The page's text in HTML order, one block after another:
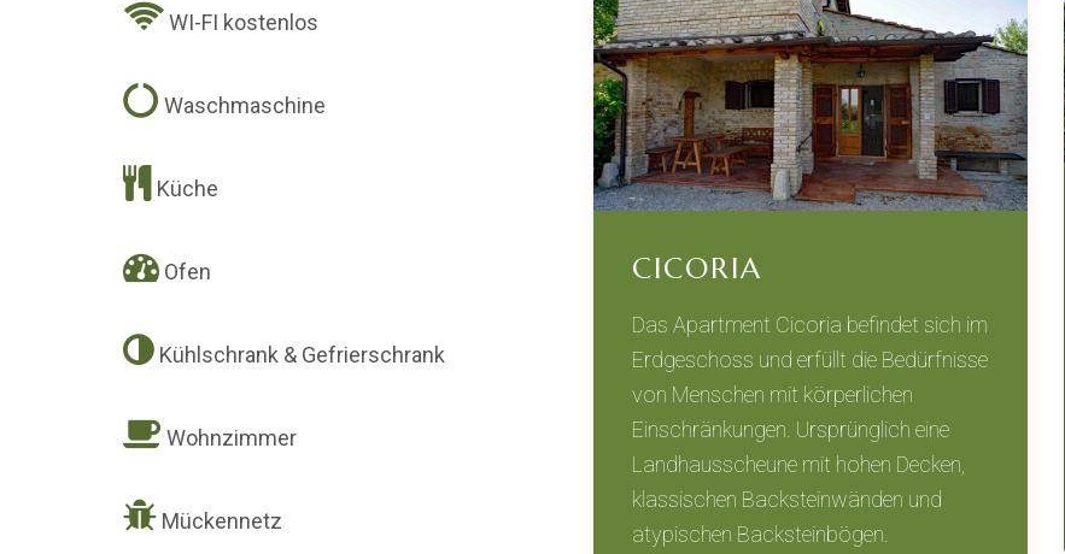
WI-FI kostenlos
Waschmaschine
Küche
Ofen
Kühlschrank & Gefrierschrank
Wohnzimmer
Mückennetz
CICORIA
Das Apartment Cicoria befindet sich im
Erdgeschoss und erfüllt die Bedürfnisse
von Menschen mit körperlichen
Einschränkungen. Ursprünglich eine
Landhausscheune mit hohen Decken,
klassischen Backsteinwänden und
atypischen Backsteinbögen.